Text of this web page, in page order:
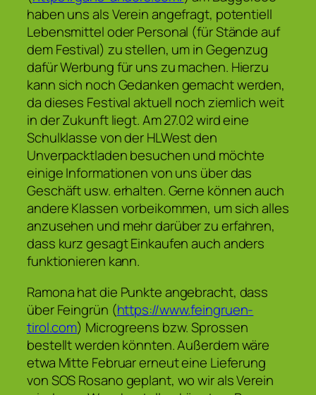
haben uns als Verein angefragt, potentiell
Lebensmittel oder Personal (für Stände auf
dem Festival) zu stellen, um in Gegenzug
dafür Werbung für uns zu machen. Hierzu
kann sich noch Gedanken gemacht werden,
da dieses Festival aktuell noch ziemlich weit
in der Zukunft liegt. Am 27.02 wird eine
Schulklasse von der HLWest den
Unverpacktladen besuchen und möchte
einige Informationen von uns über das
Geschäft usw. erhalten. Gerne können auch
andere Klassen vorbeikommen, um sich alles
anzusehen und mehr darüber zu erfahren,
dass kurz gesagt Einkaufen auch anders
funktionieren kann.
Ramona hat die Punkte angebracht, dass
über Feingrün (https://www.feingruen-
tirol.com) Microgreens bzw. Sprossen
bestellt werden könnten. Außerdem wäre
etwa Mitte Februar erneut eine Lieferung
von SOS Rosano geplant, wo wir als Verein